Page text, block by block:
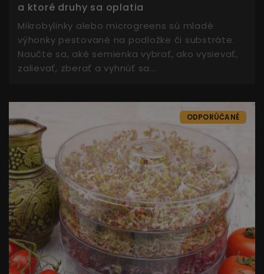
a ktoré druhy sa oplatia
Mikrobylinky alebo microgreens sú mladé
výhonky pestované na podložke či substráte.
Naučte sa, aké semienka vybrať, ako vysievať,
zalievať, zberať a vyhnúť sa...
ODPORÚČANÉ